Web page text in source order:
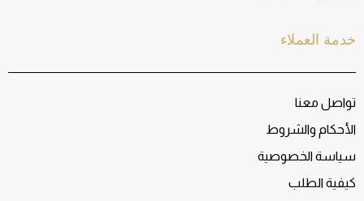
خدمة العملاء
تواصل معنا
الأحكام والشروط
سياسة الخصوصية
كيفية الطلب